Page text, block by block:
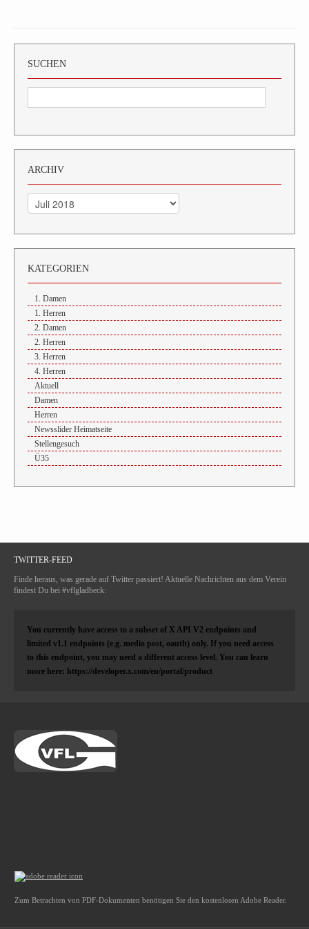
SUCHEN
ARCHIV
Archiv
KATEGORIEN
1. Damen
1. Herren
2. Damen
2. Herren
3. Herren
4. Herren
Aktuell
Damen
Herren
Newsslider Heimatseite
Stellengesuch
Ü35
TWITTER-FEED
Finde heraus, was gerade auf Twitter passiert! Aktuelle Nachrichten aus dem Verein
findest Du bei #vflgladbeck:
You currently have access to a subset of X API V2 endpoints and
limited v1.1 endpoints (e.g. media post, oauth) only. If you need access
to this endpoint, you may need a different access level. You can learn
more here: https://developer.x.com/en/portal/product
Zum Betrachten von PDF-Dokumenten benötigen Sie den kostenlosen Adobe Reader.